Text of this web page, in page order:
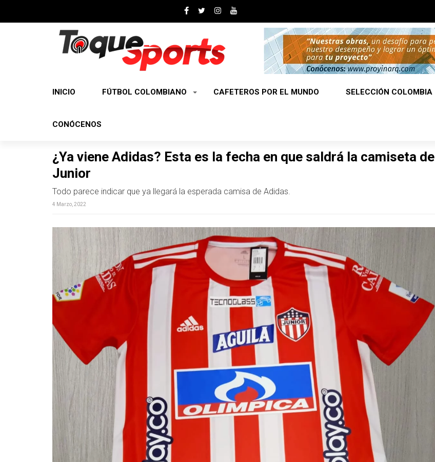
INICIO FÚTBOL COLOMBIANO CAFETEROS POR EL MUNDO SELECCIÓN COLOMBIA
CONÓCENOS
¿Ya viene Adidas? Esta es la fecha en que saldrá la camiseta de
Junior
Todo parece indicar que ya llegará la esperada camisa de Adidas.
4 Marzo, 2022